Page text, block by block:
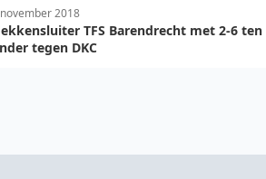
2018
TFS Barendrecht met 2-6 ten
tegen DKC